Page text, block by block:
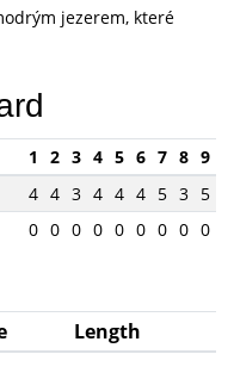
jezerem, které
1 2 3 4 5 6 7 8 9
4 4 3 4 4 4 5 3 5
0 0 0 0 0 0 0 0 0
Length